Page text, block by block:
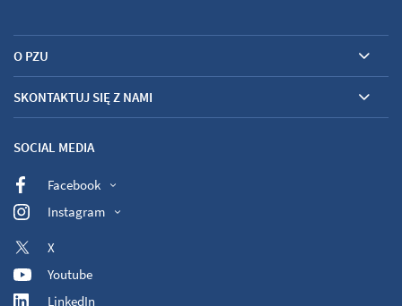
O PZU
SKONTAKTUJ SIĘ Z NAMI
SOCIAL MEDIA
Facebook
Instagram
X
Youtube
LinkedIn